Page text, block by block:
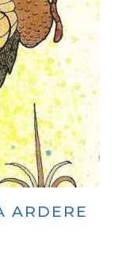
ARDERE